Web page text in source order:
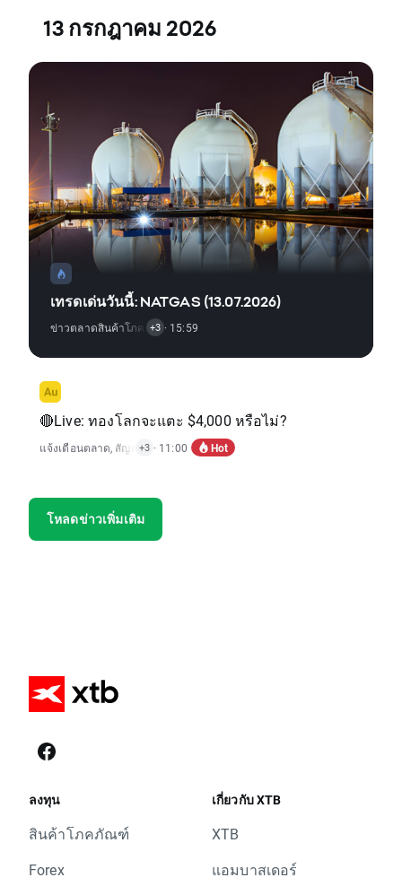
13 กรกฎาคม 2026
เทรดเด่นวันนี้: NATGAS (13.07.2026)
ข่าวตลาดสินค้าโภคภัณฑ์,สัญญาณการเทรด
+3 · 15:59
🔴Live: ทองโลกจะแตะ $4,000 หรือไม่?
แจ้งเตือนตลาด, สัญญาณการเทรด ,การวิเคราะห์ทางเทคนิค
+3 · 11:00 Hot
โหลดข่าวเพิ่มเติม
ลงทุน
สินค้าโภคภัณฑ์
Forex
เกี่ยวกับ XTB
XTB
แอมบาสเดอร์